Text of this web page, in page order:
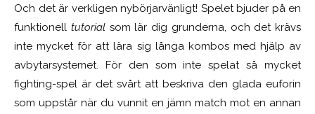
Och det är verkligen nybörjarvänligt! Spelet bjuder på en
funktionell tutorialsom lär dig grunderna, och det krävs
inte mycket för att lära sig långa kombos med hjälp av
avbytarsystemet. För den som inte spelat så mycket
fighting-spel är det svårt att beskriva den glada euforin
som uppstår när du vunnit en jämn match mot en annan